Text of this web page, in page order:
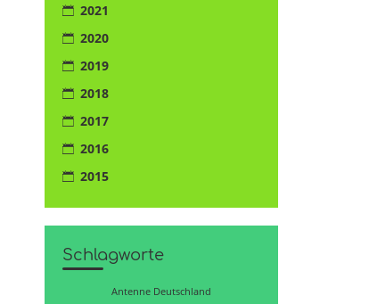
2021
2020
2019
2018
2017
2016
2015
Schlagworte
Antenne Deutschland